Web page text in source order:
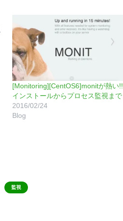
[Monitoring][CentOS6]monitが熱い!!
インストールからプロセス監視まで
2016/02/24
Blog
監視